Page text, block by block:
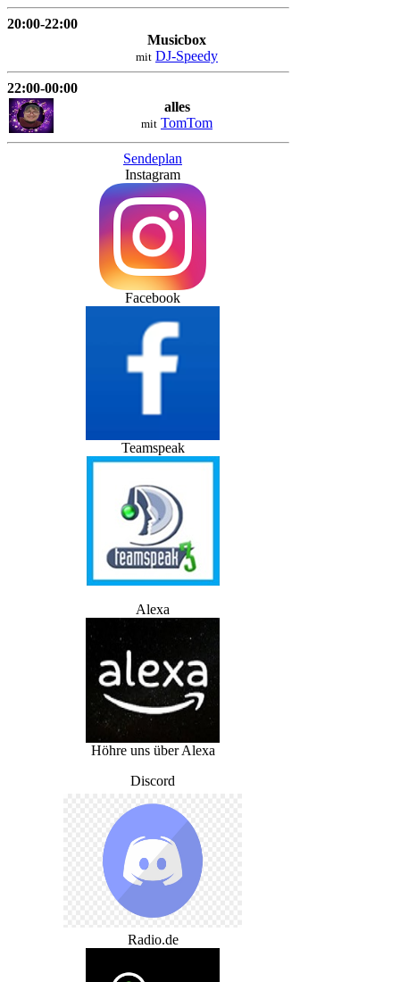
20:00-22:00
Musicbox
mit DJ-Speedy
22:00-00:00
alles
mit TomTom
Sendeplan
Instagram
Facebook
Teamspeak
Alexa
Höhre uns über Alexa
Discord
Radio.de